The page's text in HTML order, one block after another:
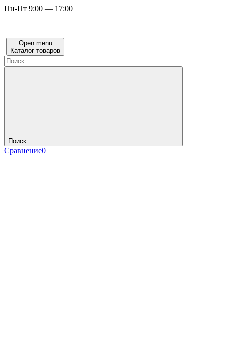
Пн-Пт 9:00 — 17:00
Open menu
Каталог товаров
Поиск
Сравнение0